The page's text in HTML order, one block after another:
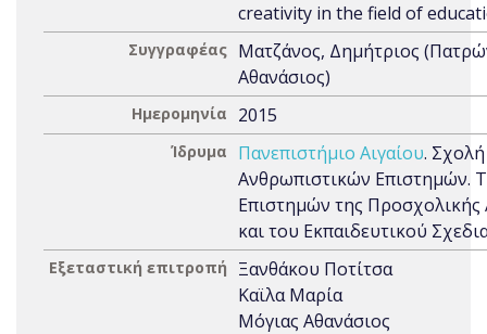
creativity in the field of
Συγγραφέας Ματζάνος, Δημήτριος
Αθανάσιος)
Ημερομηνία 2015
Ίδρυμα Πανεπιστήμιο Αιγαίου. Σχολή
Ανθρωπιστικών Επιστημών.
Επιστημών της Προσχολικής
και του Εκπαιδευτικού
Εξεταστική επιτροπή
Ξανθάκου Ποτίτσα
Καϊλα Μαρία
Μόγιας Αθανάσιος